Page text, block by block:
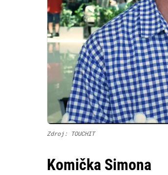
Zdroj: TOUCHIT
Komička Simona